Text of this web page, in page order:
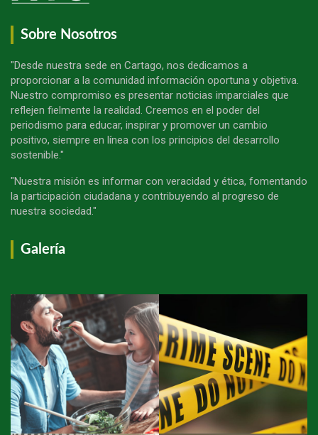
Sobre Nosotros
"Desde nuestra sede en Cartago, nos dedicamos a
proporcionar a la comunidad información oportuna y objetiva.
Nuestro compromiso es presentar noticias imparciales que
reflejen fielmente la realidad. Creemos en el poder del
periodismo para educar, inspirar y promover un cambio
positivo, siempre en línea con los principios del desarrollo
sostenible."
"Nuestra misión es informar con veracidad y ética, fomentando
la participación ciudadana y contribuyendo al progreso de
nuestra sociedad."
Galería